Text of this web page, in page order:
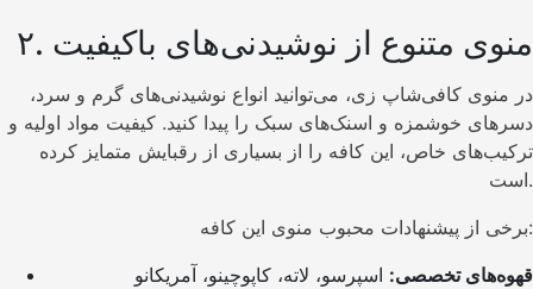
۲. منوی متنوع از نوشیدنی‌های باکیفیت
در منوی کافی‌شاپ زی، می‌توانید انواع نوشیدنی‌های گرم و سرد،
دسرهای خوشمزه و اسنک‌های سبک را پیدا کنید. کیفیت مواد اولیه و
ترکیب‌های خاص، این کافه را از بسیاری از رقبایش متمایز کرده
است.
برخی از پیشنهادات محبوب منوی این کافه:
قهوه‌های تخصصی: اسپرسو، لاته، کاپوچینو، آمریکانو